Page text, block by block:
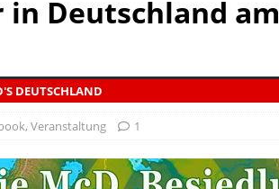
glutenfrei – Das Familienbackbuch für Groß und Klein
Deutschland am
DEUTSCHLAND
, Veranstaltung 1